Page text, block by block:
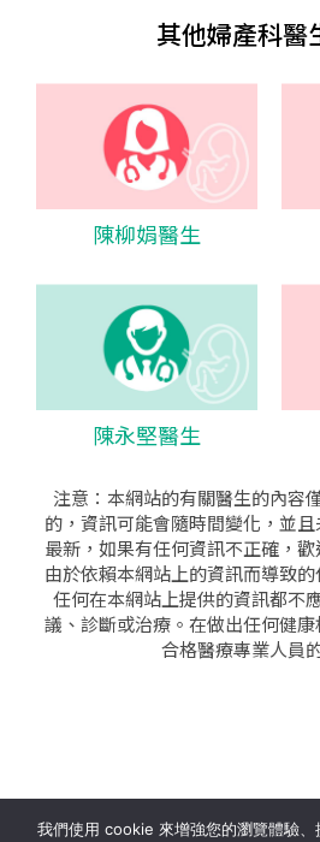
其他婦產科醫
陳柳娟醫生
陳永堅醫生
注意：本網站的有關醫生的內容
的，資訊可能會隨時間變化，並
最新，如果有任何資訊不正確，
由於依賴本網站上的資訊而導致
任何在本網站上提供的資訊都不
議、診斷或治療。在做出任何健
合格醫療專業人員
seo公司|sem公司|網頁設計|網頁
我們使用 cookie 來增強您的瀏覽體驗、